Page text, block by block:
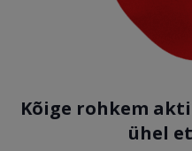
Kõige rohkem
ühel